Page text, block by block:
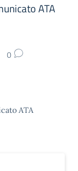
ATA
0
ATA